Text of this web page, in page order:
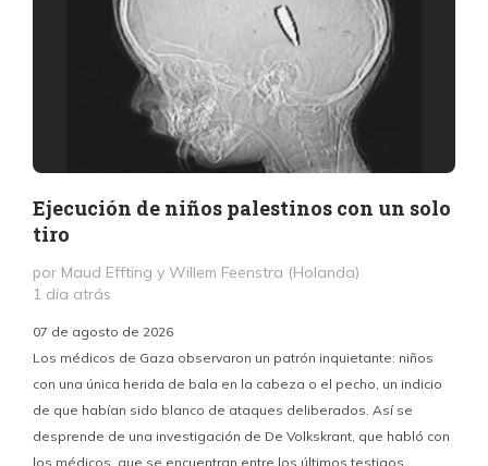
Ejecución de niños palestinos con un solo
tiro
por Maud Effting y Willem Feenstra (Holanda)
1 día atrás
07 de agosto de 2026
Los médicos de Gaza observaron un patrón inquietante: niños
con una única herida de bala en la cabeza o el pecho, un indicio
de que habían sido blanco de ataques deliberados. Así se
desprende de una investigación de De Volkskrant, que habló con
los médicos, que se encuentran entre los últimos testigos